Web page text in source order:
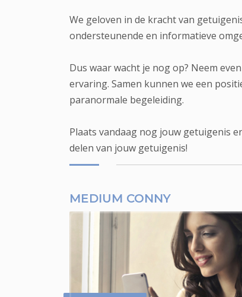
We geloven in de kracht van
ondersteunende en informatieve
Dus waar wacht je nog op? Neem
ervaring. Samen kunnen we een
paranormale begeleiding.
Plaats vandaag nog jouw getuigenis
delen van jouw getuigenis!
MEDIUM CONNY